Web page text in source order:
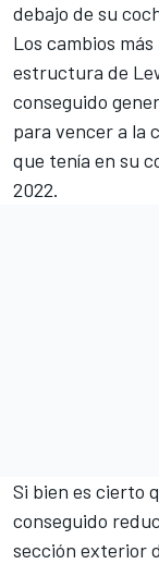
debajo de su
Los cambios
estructura de
conseguido
para vencer a la
que tenía en su
2022.
Si bien es cierto
conseguido
sección exterior